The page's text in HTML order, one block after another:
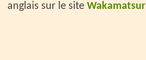
anglais sur le site